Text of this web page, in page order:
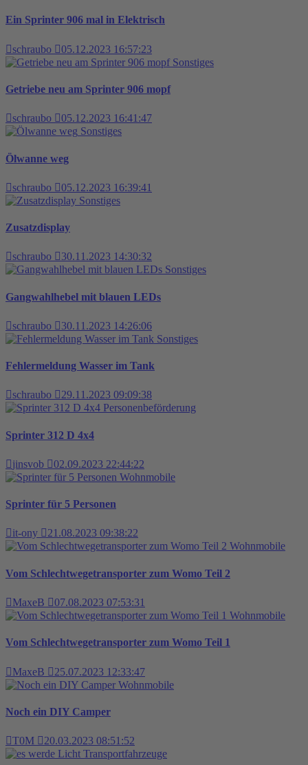
Ein Sprinter 906 mal in Elektrisch
schraubo
05.12.2023 16:57:23
Sonstiges
Getriebe neu am Sprinter 906 mopf
schraubo
05.12.2023 16:41:47
Sonstiges
Ölwanne weg
schraubo
05.12.2023 16:39:41
Sonstiges
Zusatzdisplay
schraubo
30.11.2023 14:30:32
Sonstiges
Gangwahlhebel mit blauen LEDs
schraubo
30.11.2023 14:26:06
Sonstiges
Fehlermeldung Wasser im Tank
schraubo
29.11.2023 09:09:38
Personenbeförderung
Sprinter 312 D 4x4
jinsvob
02.09.2023 22:44:22
Wohnmobile
Sprinter für 5 Personen
it-ony
21.08.2023 09:38:22
Wohnmobile
Vom Schlechtwegetransporter zum Womo Teil 2
MaxeB
07.08.2023 07:53:31
Wohnmobile
Vom Schlechtwegetransporter zum Womo Teil 1
MaxeB
25.07.2023 12:33:47
Wohnmobile
Noch ein DIY Camper
T0M
20.03.2023 08:51:52
Transportfahrzeuge